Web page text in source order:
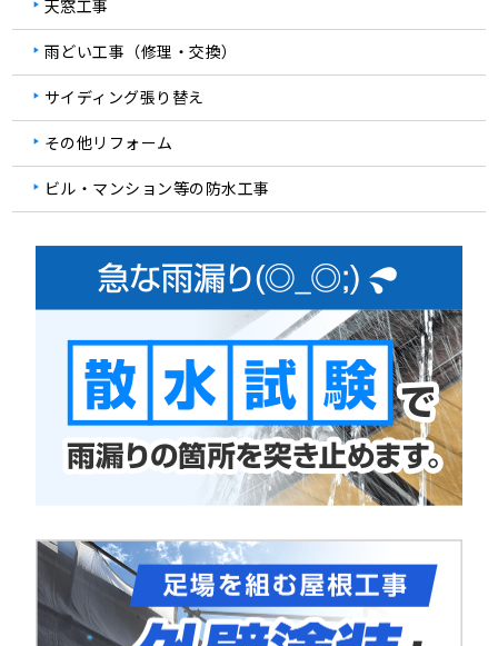
天窓工事
雨どい工事（修理・交換）
サイディング張り替え
その他リフォーム
ビル・マンション等の防水工事